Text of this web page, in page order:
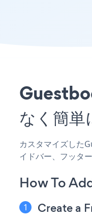
なく簡単
カスタマイズした
イドバー、フッタ
How To
Create a